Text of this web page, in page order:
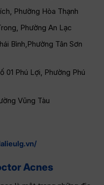
Phường Hòa Thạnh
Phường An Lạc
Bình,Phường Tân Sơn
01 Phú Lợi, Phường Phú
Vũng Tàu
Acnes